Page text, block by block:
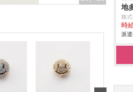
地
株
時
派